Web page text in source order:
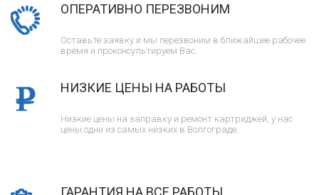
ОПЕРАТИВНО ПЕРЕЗВОНИМ
Оставьте заявку и мы перезвоним в ближайшее рабочее
время и проконсультируем Вас.
НИЗКИЕ ЦЕНЫ НА РАБОТЫ
Низкие цены на заправку и ремонт картриджей, у нас
цены одни из самых низких в Волгограде.
ГАРАНТИЯ НА ВСЕ РАБОТЫ